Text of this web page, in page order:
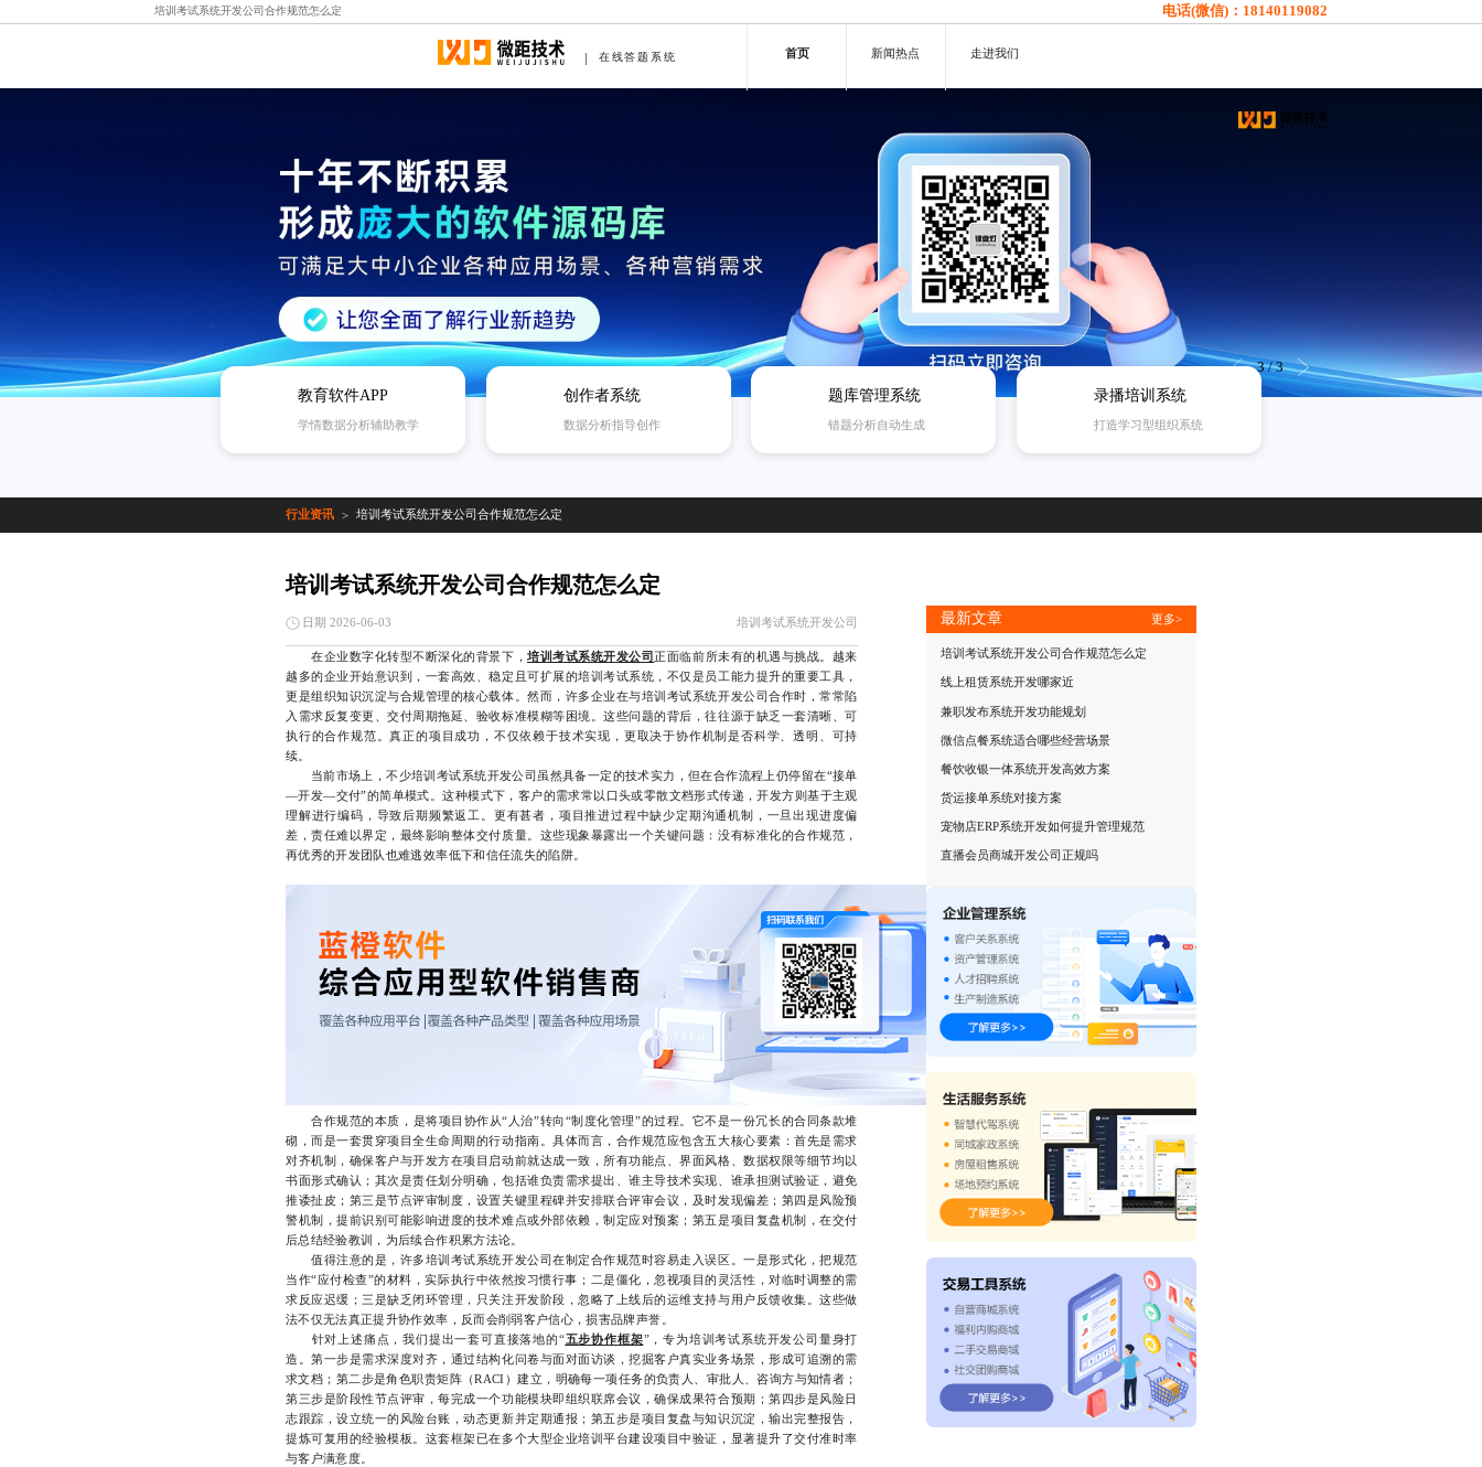
培训考试系统开发公司合作规范怎么定 电话(微信)： 18140119082
在线答题系统 首页 新闻热点 走进我们
1/3
教育软件APP
学情数据分析辅助教学
创作者系统
数据分析指导创作
题库管理系统
错题分析自动生成
录播培训系统
打造学习型组织系统
行业资讯 > 培训考试系统开发公司合作规范怎么定
培训考试系统开发公司合作规范怎么定
日期 2026-06-03 培训考试系统开发公司
在企业数字化转型不断深化的背景下，培训考试系统开发公司正面临前所未有的机遇与挑战。越来
越多的企业开始意识到，一套高效、稳定且可扩展的培训考试系统，不仅是员工能力提升的重要工具，
更是组织知识沉淀与合规管理的核心载体。然而，许多企业在与培训考试系统开发公司合作时，常常陷
入需求反复变更、交付周期拖延、验收标准模糊等困境。这些问题的背后，往往源于缺乏一套清晰、可
执行的合作规范。真正的项目成功，不仅依赖于技术实现，更取决于协作机制是否科学、透明、可持
续。
当前市场上，不少培训考试系统开发公司虽然具备一定的技术实力，但在合作流程上仍停留在“接单
—开发—交付”的简单模式。这种模式下，客户的需求常以口头或零散文档形式传递，开发方则基于主观
理解进行编码，导致后期频繁返工。更有甚者，项目推进过程中缺少定期沟通机制，一旦出现进度偏
差，责任难以界定，最终影响整体交付质量。这些现象暴露出一个关键问题：没有标准化的合作规范，
再优秀的开发团队也难逃效率低下和信任流失的陷阱。
合作规范的本质，是将项目协作从“人治”转向“制度化管理”的过程。它不是一份冗长的合同条款堆
砌，而是一套贯穿项目全生命周期的行动指南。具体而言，合作规范应包含五大核心要素：首先是需求
对齐机制，确保客户与开发方在项目启动前就达成一致，所有功能点、界面风格、数据权限等细节均以
书面形式确认；其次是责任划分明确，包括谁负责需求提出、谁主导技术实现、谁承担测试验证，避免
推诿扯皮；第三是节点评审制度，设置关键里程碑并安排联合评审会议，及时发现偏差；第四是风险预
警机制，提前识别可能影响进度的技术难点或外部依赖，制定应对预案；第五是项目复盘机制，在交付
后总结经验教训，为后续合作积累方法论。
值得注意的是，许多培训考试系统开发公司在制定合作规范时容易走入误区。一是形式化，把规范
当作“应付检查”的材料，实际执行中依然按习惯行事；二是僵化，忽视项目的灵活性，对临时调整的需
求反应迟缓；三是缺乏闭环管理，只关注开发阶段，忽略了上线后的运维支持与用户反馈收集。这些做
法不仅无法真正提升协作效率，反而会削弱客户信心，损害品牌声誉。
针对上述痛点，我们提出一套可直接落地的“五步协作框架”，专为培训考试系统开发公司量身打
造。第一步是需求深度对齐，通过结构化问卷与面对面访谈，挖掘客户真实业务场景，形成可追溯的需
求文档；第二步是角色职责矩阵（RACI）建立，明确每一项任务的负责人、审批人、咨询方与知情者；
第三步是阶段性节点评审，每完成一个功能模块即组织联席会议，确保成果符合预期；第四步是风险日
志跟踪，设立统一的风险台账，动态更新并定期通报；第五步是项目复盘与知识沉淀，输出完整报告，
提炼可复用的经验模板。这套框架已在多个大型企业培训平台建设项目中验证，显著提升了交付准时率
与客户满意度。
最新文章 更多>
培训考试系统开发公司合作规范怎么定
线上租赁系统开发哪家近
兼职发布系统开发功能规划
微信点餐系统适合哪些经营场景
餐饮收银一体系统开发高效方案
货运接单系统对接方案
宠物店ERP系统开发如何提升管理规范
直播会员商城开发公司正规吗